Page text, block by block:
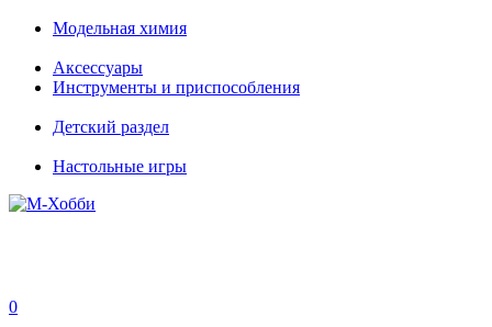
Модельная химия
Аксессуары
Инструменты и приспособления
Детский раздел
Настольные игры
0